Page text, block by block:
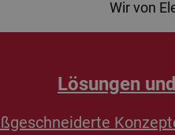
Wir von
Lösungen